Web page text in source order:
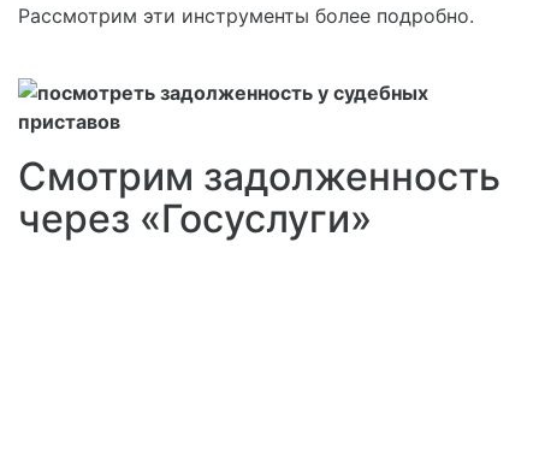
Рассмотрим эти инструменты более подробно.
Смотрим задолженность
через «Госуслуги»